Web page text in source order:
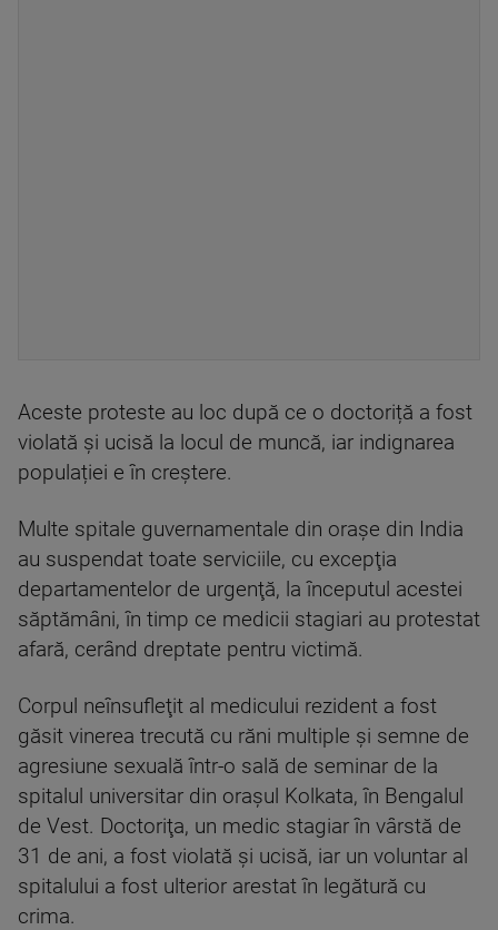
Aceste proteste au loc după ce o doctoriță a fost
violată și ucisă la locul de muncă, iar indignarea
populației e în creștere.
Multe spitale guvernamentale din oraşe din India
au suspendat toate serviciile, cu excepţia
departamentelor de urgenţă, la începutul acestei
săptămâni, în timp ce medicii stagiari au protestat
afară, cerând dreptate pentru victimă.
Corpul neînsufleţit al medicului rezident a fost
găsit vinerea trecută cu răni multiple şi semne de
agresiune sexuală într-o sală de seminar de la
spitalul universitar din oraşul Kolkata, în Bengalul
de Vest. Doctoriţa, un medic stagiar în vârstă de
31 de ani, a fost violată şi ucisă, iar un voluntar al
spitalului a fost ulterior arestat în legătură cu
crima.